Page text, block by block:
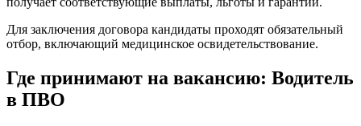
Для заключения договора кандидаты проходят обязательный
отбор, включающий медицинское освидетельствование.
Где принимают на вакансию: Водитель
в ПВО